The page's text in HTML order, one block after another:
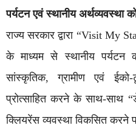
पर्यटन एवं स्थानीय अर्थव्यवस्था
राज्य सरकार द्वारा “Visit My
के माध्यम से स्थानीय पर्यटन
सांस्कृतिक, ग्रामीण एवं ईको-
प्रोत्साहित करने के साथ-साथ
क्लियरेंस व्यवस्था विकसित करने